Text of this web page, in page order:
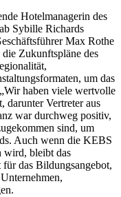
Hotelmanagerin des
Sybille Richards
Max Rothe
Zukunftspläne des
um das
haben viele wertvolle
darunter Vertreter aus
war durchweg positiv,
sind, um
Auch wenn die KEBS
wird, bleibt das
das Bildungsangebot,